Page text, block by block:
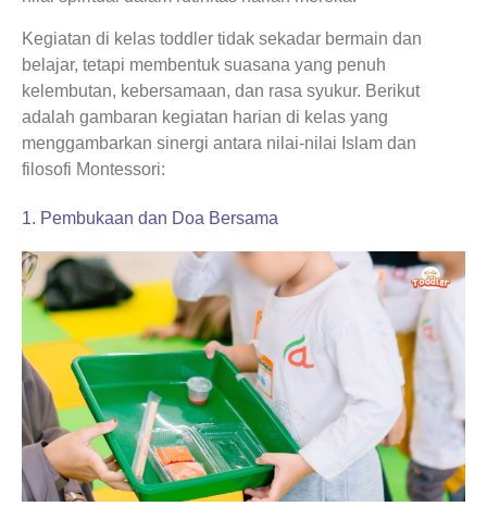
Kegiatan di kelas toddler tidak sekadar bermain dan
belajar, tetapi membentuk suasana yang penuh
kelembutan, kebersamaan, dan rasa syukur. Berikut
adalah gambaran kegiatan harian di kelas yang
menggambarkan sinergi antara nilai-nilai Islam dan
filosofi Montessori:
1. Pembukaan dan Doa Bersama